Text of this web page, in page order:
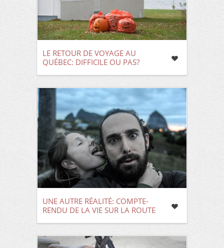
LE RETOUR DE VOYAGE AU
QUÉBEC: DIFFICILE OU PAS?
UNE AUTRE RÉALITÉ: COMPTE-
RENDU DE LA VIE SUR LA ROUTE